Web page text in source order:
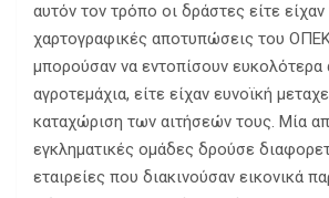
αυτόν τον τρόπο οι δράστες είτε
χαρτογραφικές αποτυπώσεις του
μπορούσαν να εντοπίσουν
αγροτεμάχια, είτε είχαν ευνοϊκή
καταχώριση των αιτήσεών τους. Μία
εγκληματικές ομάδες δρούσε
εταιρείες που διακινούσαν εικονικά